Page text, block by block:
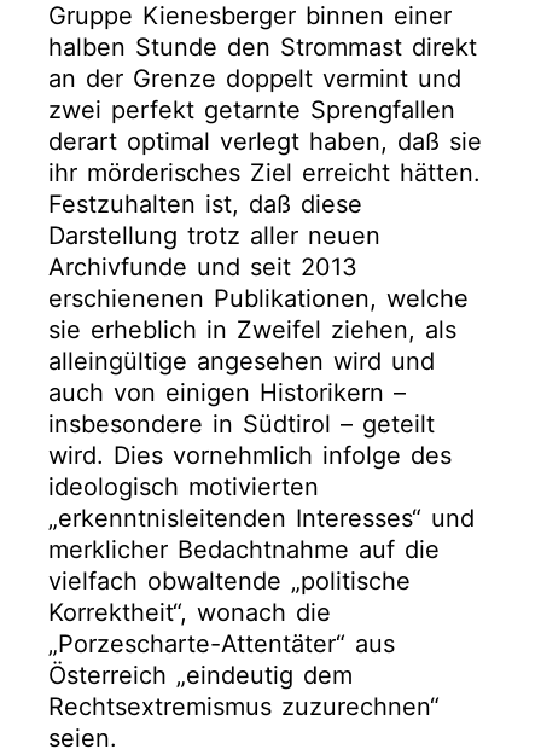
Gruppe Kienesberger binnen einer
halben Stunde den Strommast direkt
an der Grenze doppelt vermint und
zwei perfekt getarnte Sprengfallen
derart optimal verlegt haben, daß sie
ihr mörderisches Ziel erreicht hätten.
Festzuhalten ist, daß diese
Darstellung trotz aller neuen
Archivfunde und seit 2013
erschienenen Publikationen, welche
sie erheblich in Zweifel ziehen, als
alleingültige angesehen wird und
auch von einigen Historikern –
insbesondere in Südtirol – geteilt
wird. Dies vornehmlich infolge des
ideologisch motivierten
„erkenntnisleitenden Interesses“ und
merklicher Bedachtnahme auf die
vielfach obwaltende „politische
Korrektheit“, wonach die
„Porzescharte-Attentäter“ aus
Österreich „eindeutig dem
Rechtsextremismus zuzurechnen“
seien.